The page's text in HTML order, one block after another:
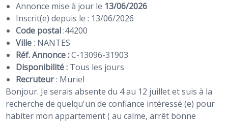
Annonce mise à jour le 13/06/2026
Inscrit(e) depuis le : 13/06/2026
Code postal:44200
Ville: NANTES
Réf. Annonce :C-13096-31903
Disponibilité : Tous les jours
Recruteur: Muriel
Bonjour. Je serais absente du 4 au 12 juillet et suis à la
recherche de quelqu'un de confiance intéressé (e) pour
habiter mon appartement ( au calme, arrêt bonne